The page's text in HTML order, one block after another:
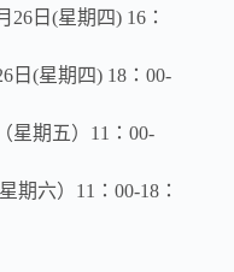
日(星期四) 16：
日(星期四) 18：00-
星期五）11：00-
11：00-18：